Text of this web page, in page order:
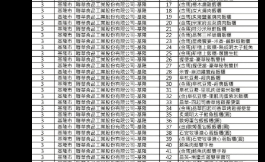
29家。 食藥署於官方網站設置中聯油脂案專
區，每天更新最新處理情形。晚